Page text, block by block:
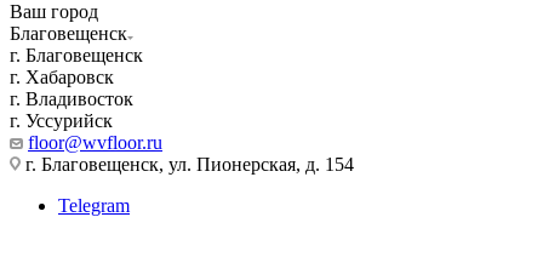
Ваш город
Благовещенск
г. Благовещенск
г. Хабаровск
г. Владивосток
г. Уссурийск
floor@wvfloor.ru
г. Благовещенск, ул. Пионерская, д. 154
Telegram